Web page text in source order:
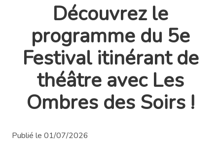
Découvrez le
programme du 5e
Festival itinérant de
théâtre avec Les
Ombres des Soirs !
Publié le 01/07/2026